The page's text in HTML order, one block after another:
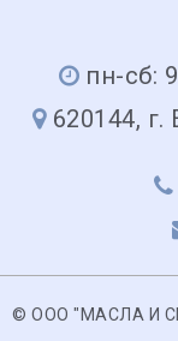
пн-сб:
620144, г.
© ООО "МАСЛА И